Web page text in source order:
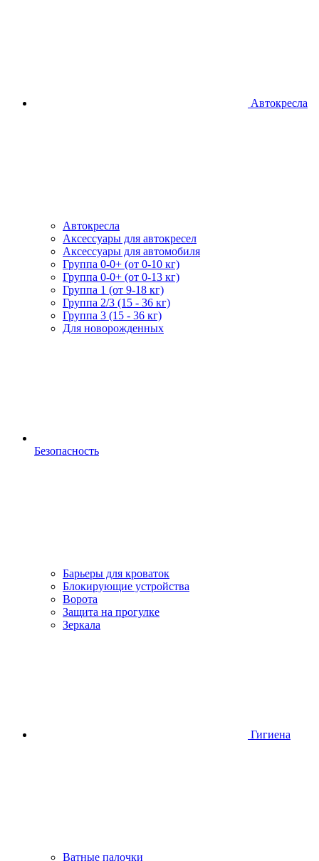
Автокресла
Автокресла
Аксессуары для автокресел
Аксессуары для автомобиля
Группа 0-0+ (от 0-10 кг)
Группа 0-0+ (от 0-13 кг)
Группа 1 (от 9-18 кг)
Группа 2/3 (15 - 36 кг)
Группа 3 (15 - 36 кг)
Для новорожденных
Безопасность
Барьеры для кроваток
Блокирующие устройства
Ворота
Защита на прогулке
Зеркала
Гигиена
Ватные палочки